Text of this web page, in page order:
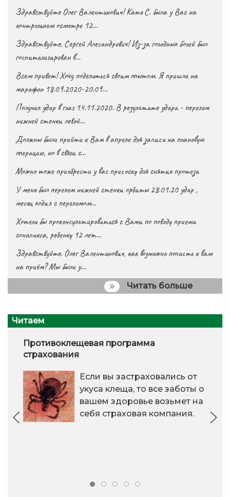
Здравствуйте Олег Валентинович! Катя С. была у Вас на
контрольном осмотре 12…
Здравствуйте, Сергей Алесандрович! Из-за голодных болей был
госпитализирован в…
Всем привет! Хочу поделиться своим опытом. Я пришла на
марафон 18.09.2020-20.09…
Получил удар в глаз 14.11.2020. В результате удара - перелом
нижней стенки левой…
Должны были прийти к Вам в апреле для записи на плановую
операцию, но в связи с…
Можно тоже приобрести у вас присоску для снятия протеза
У меня был перелом нижней стенки орбиты 28.01.20 удар ,
месяц ходил с переломом…
Хотели бы проконсультироваться с Вами по поводу приема
сонапакса, ребенку 12 лет…
Здравствуйте. Олег Валентинович, как возможно попасть к вам
на приём? Мы были у…
Читать больше
Читаем
Противоклещевая программа
страхования
Если вы застраховались от
укуса клеща, то все заботы о
вашем здоровье возьмет на
себя страховая компания.